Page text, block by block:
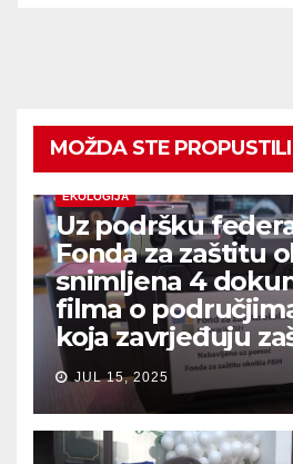
MOŽDA STE PROPUSTILI
EKOLOGIJA
Uz podršku
Fonda za zaštitu
snimljena 4
filma o
koja zavrjeđuju
JUL 15, 2025